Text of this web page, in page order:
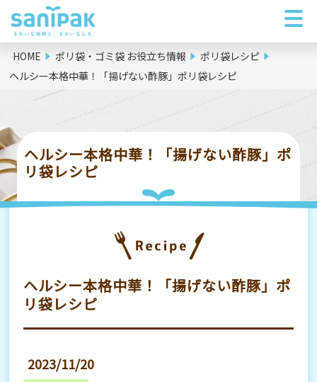
HOME ポリ袋・ゴミ袋 お役立ち情報
ポリ袋レシピ
ヘルシー本格中華！「揚げない酢豚」ポリ袋レシピ
ヘルシー本格中華！「揚げない酢豚」ポ
リ袋レシピ
ヘルシー本格中華！「揚げない酢豚」ポ
リ袋レシピ
2023/11/20